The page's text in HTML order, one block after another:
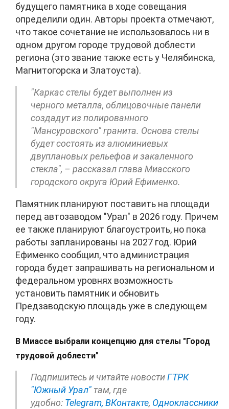
будущего памятника в ходе совещания
определили один. Авторы проекта отмечают,
что такое сочетание не использовалось ни в
одном другом городе трудовой доблести
региона (это звание также есть у Челябинска,
Магнитогорска и Златоуста).
"Каркас стелы будет выполнен из
черного металла, облицовочные панели
создадут из полированного
"Мансуровского" гранита. Основа стелы
будет состоять из алюминиевых
двуплановых рельефов и закаленного
стекла", – рассказал глава Миасского
городского округа Юрий Ефименко.
Памятник планируют поставить на площади
перед автозаводом "Урал" в 2026 году. Причем
ее также планируют благоустроить, но пока
работы запланированы на 2027 год. Юрий
Ефименко сообщил, что администрация
города будет запрашивать на региональном и
федеральном уровнях возможность
установить памятник и обновить
Предзаводскую площадь уже в следующем
году.
В Миассе выбрали концепцию для стелы "Город
трудовой доблести"
Подпишитесь и читайте новостиГТРК
"Южный Урал" там, где
удобно: Telegram, ВКонтакте, Одноклассники